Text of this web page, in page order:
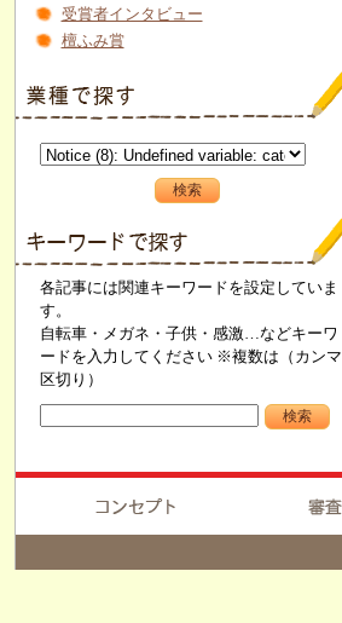
受賞者インタビュー
檀ふみ賞
各記事には関連キーワードを設定していま
す。
自転車・メガネ・子供・感激…などキーワ
ードを入力してください ※複数は（カンマ
区切り）